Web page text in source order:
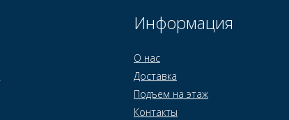
Информация
О нас
Доставка
Подъем на этаж
Контакты